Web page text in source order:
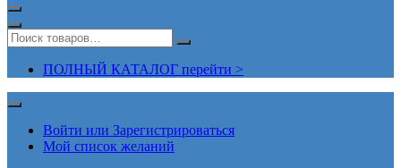
ПОЛНЫЙ КАТАЛОГ перейти >
Войти или Зарегистрироваться
Мой список желаний